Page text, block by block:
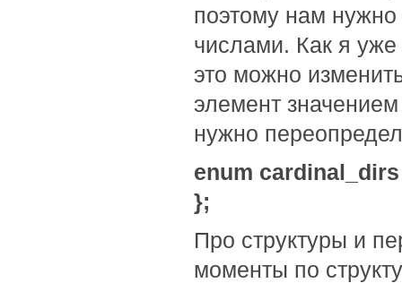
поэтому нам
числами. Как я уже
это можно
элемент
нужно
enum
};
Про структуры и
моменты по